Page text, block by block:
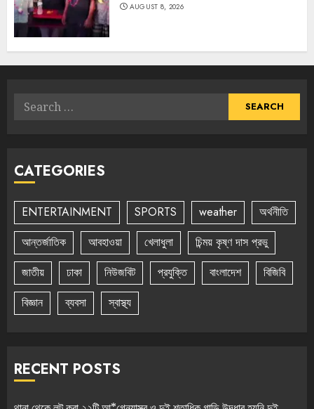
AUGUST 8, 2026
Search
CATEGORIES
ENTERTAINMENT SPORTS weather
অর্থনীতি
আন্তর্জাতিক
আবহাওয়া খেলাধুলা
চিন্ময় কৃষ্ণ দাস প্রভু
জাতীয়
ঢাকা নিউজবিট প্রযুক্তি বাংলাদেশ
বিজিবি
বিজ্ঞান
ব্যবসা স্বাস্থ্য
RECENT POSTS